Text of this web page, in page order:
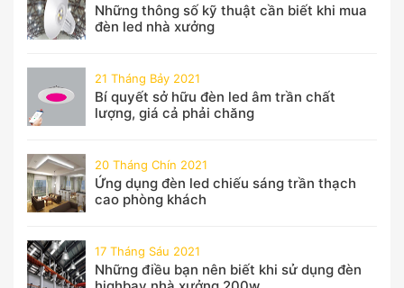
Những thông số kỹ thuật cần biết khi mua
đèn led nhà xưởng
21 Tháng Bảy 2021
Bí quyết sở hữu đèn led âm trần chất
lượng, giá cả phải chăng
20 Tháng Chín 2021
Ứng dụng đèn led chiếu sáng trần thạch
cao phòng khách
17 Tháng Sáu 2021
Những điều bạn nên biết khi sử dụng đèn